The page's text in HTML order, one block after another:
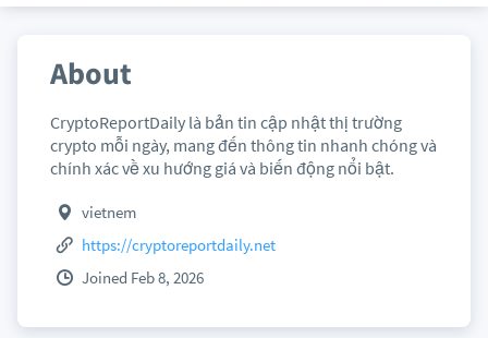
About
CryptoReportDaily là bản tin cập nhật thị trường
crypto mỗi ngày, mang đến thông tin nhanh chóng và
chính xác về xu hướng giá và biến động nổi bật.
vietnem
https://cryptoreportdaily.net
Joined Feb 8, 2026